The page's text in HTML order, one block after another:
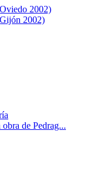
2002)
2002)
de Pedrag...